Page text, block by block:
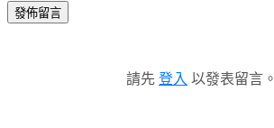
發佈留言
請先 登入 以發表留言。